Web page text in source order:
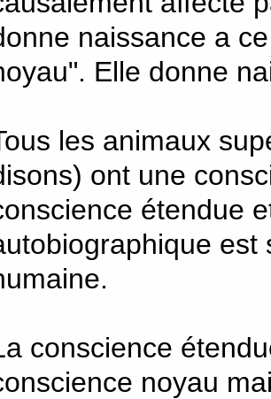
naissance a
Elle donne
les animaux
ont une
étendue
est
conscience
noyau